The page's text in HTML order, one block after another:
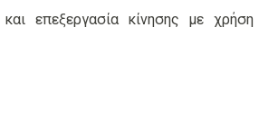
επεξεργασία κίνησης με